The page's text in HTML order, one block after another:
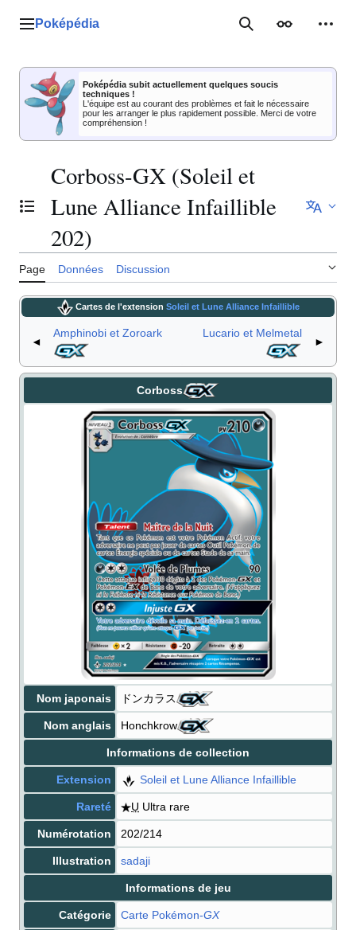
Menu principal
Poképédia RechercherApparence
Poképédia subit actuellement quelques soucis
techniques !
L'équipe est au courant des problèmes et fait le nécessaire
pour les arranger le plus rapidement possible. Merci de votre
compréhension !
Basculer la table des matières
Corboss-GX (Soleil et
Lune Alliance Infaillible
202)
Page Données Discussion
Cartes de l'extension Soleil et Lune Alliance Infaillible
◄
Amphinobi et Zoroark Lucario et Melmetal
►
Corboss
Nom japonais ドンカラス
Nom anglais Honchkrow
Informations de collection
Extension Soleil et Lune Alliance Infaillible
Rareté U Ultra rare
Numérotation 202/214
Illustration sadaji
Informations de jeu
Catégorie Carte Pokémon-GX